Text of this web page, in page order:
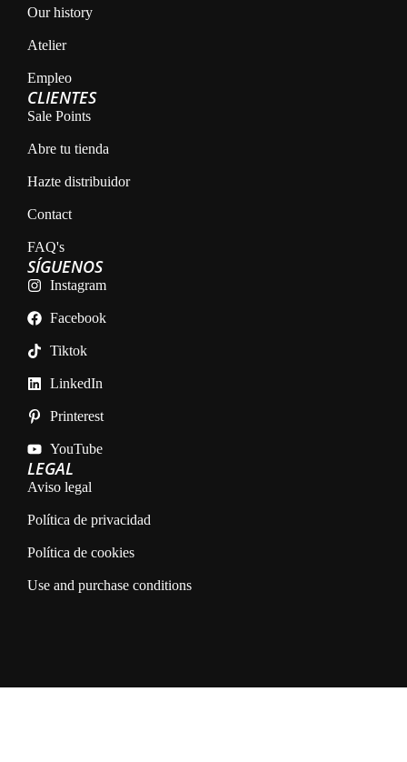
Our history
Atelier
Empleo
CLIENTES
Sale Points
Abre tu tienda
Hazte distribuidor
Contact
FAQ's
LEGAL
Aviso legal
Política de privacidad
Política de cookies
Use and purchase conditions
SÍGUENOS
Instagram
Facebook
Tiktok
LinkedIn
Printerest
YouTube